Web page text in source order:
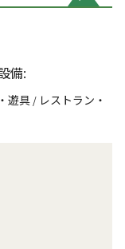
備:
遊具 / レストラン・